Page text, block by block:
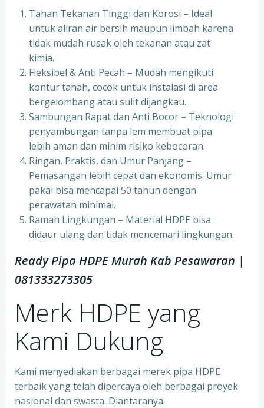
Tahan Tekanan Tinggi dan Korosi – Ideal
untuk aliran air bersih maupun limbah karena
tidak mudah rusak oleh tekanan atau zat
kimia.
Fleksibel & Anti Pecah – Mudah mengikuti
kontur tanah, cocok untuk instalasi di area
bergelombang atau sulit dijangkau.
Sambungan Rapat dan Anti Bocor – Teknologi
penyambungan tanpa lem membuat pipa
lebih aman dan minim risiko kebocoran.
Ringan, Praktis, dan Umur Panjang –
Pemasangan lebih cepat dan ekonomis. Umur
pakai bisa mencapai 50 tahun dengan
perawatan minimal.
Ramah Lingkungan – Material HDPE bisa
didaur ulang dan tidak mencemari lingkungan.
Ready Pipa HDPE Murah Kab Pesawaran |
081333273305
Merk HDPE yang
Kami Dukung
Kami menyediakan berbagai merek pipa HDPE
terbaik yang telah dipercaya oleh berbagai proyek
nasional dan swasta. Diantaranya: